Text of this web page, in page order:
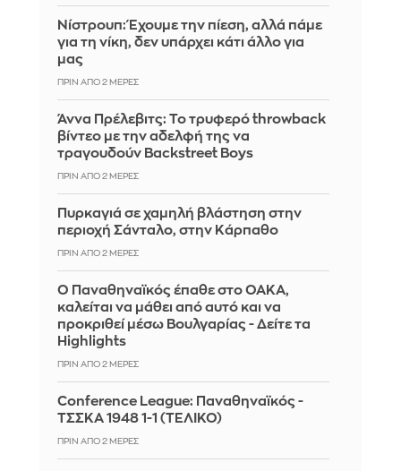
Νίστρουπ: Έχουμε την πίεση, αλλά πάμε
για τη νίκη, δεν υπάρχει κάτι άλλο για
μας
ΠΡΙΝ ΑΠΌ 2 ΜΈΡΕΣ
Άννα Πρέλεβιτς: Το τρυφερό throwback
βίντεο με την αδελφή της να
τραγουδούν Backstreet Boys
ΠΡΙΝ ΑΠΌ 2 ΜΈΡΕΣ
Πυρκαγιά σε χαμηλή βλάστηση στην
περιοχή Σάνταλο, στην Κάρπαθο
ΠΡΙΝ ΑΠΌ 2 ΜΈΡΕΣ
Ο Παναθηναϊκός έπαθε στο ΟΑΚΑ,
καλείται να μάθει από αυτό και να
προκριθεί μέσω Βουλγαρίας - Δείτε τα
Highlights
ΠΡΙΝ ΑΠΌ 2 ΜΈΡΕΣ
Conference League: Παναθηναϊκός -
ΤΣΣΚΑ 1948 1-1 (ΤΕΛΙΚΟ)
ΠΡΙΝ ΑΠΌ 2 ΜΈΡΕΣ